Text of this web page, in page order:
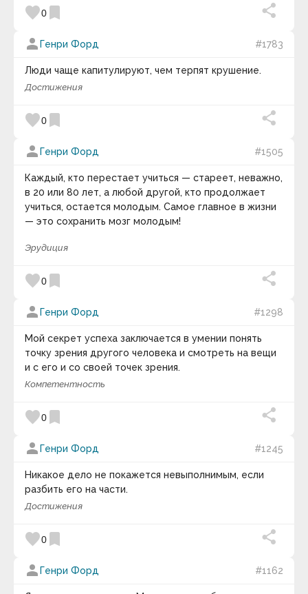
Андре Моруа
Андрей Курпатов
Андрей Лаврухин
Анна Соколова
Анри Барбюс
Антисфен
Антон Кемпинский
Антон Павлович Чехов
Антон Харевич
Антуан де Сент-Экзюпери
Аристипп
Аристотель
Аристотель Онассис
Аркадий Рэм
Арнольд Глазго
Арнольд Тойнби
Артур Кестлер
Артур Онкен Лавджой
Артур Стэнли Эддингтон
Артур Шарифов
Артур Шопенгауэр
Артуро Перес-Реверте
Астольф де Кюстин
Аугусту Кури
Бакминстер Фуллер
Бауржан Тойшибеков
Беар Гриллс
Беляев Игорь Александрович
Бенджамин Дизраэли
Бенджамин Франклин
Бенедикт Спиноза
Бернард Мандевиль
favorite0 bookmark
person Генри Форд #1783
Люди чаще капитулируют, чем терпят крушение.
Достижения
favorite0 bookmark
person Генри Форд #1505
Каждый, кто перестает учиться — стареет, неважно,
в 20 или 80 лет, а любой другой, кто продолжает
учиться, остается молодым. Самое главное в жизни
— это сохранить мозг молодым!
Эрудиция
favorite0 bookmark
person Генри Форд #1298
Мой секрет успеха заключается в умении понять
точку зрения другого человека и смотреть на вещи
и с его и со своей точек зрения.
Компетентность
favorite0 bookmark
person Генри Форд #1245
Никакое дело не покажется невыполнимым, если
разбить его на части.
Достижения
favorite0 bookmark
person Генри Форд #1162
тишине и покое. Разобраться в себе и распахнуть